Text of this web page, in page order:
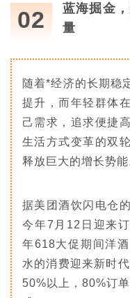
02
蓝海掘金
量
随着*经济的长期稳
提升，而年轻群体
己需求，追求便捷
生活方式变革的双
释放巨大的增长势能
据美团酒饮闪电仓
今年7月12日迎来
年618大促期间洋
水的消费迎来新时
50%以上，80%订